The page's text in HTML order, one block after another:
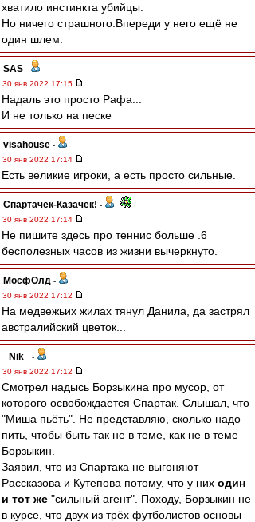
хватило инстинкта убийцы.
Но ничего страшного.Впереди у него ещё не
один шлем.
SAS -
30 янв 2022 17:15
Надаль это просто Рафа...
И не только на песке
visahouse -
30 янв 2022 17:14
Есть великие игроки, а есть просто сильные.
Спартачек-Казачек! -
30 янв 2022 17:14
Не пишите здесь про теннис больше .6
бесполезных часов из жизни вычеркнуто.
МосфОлд -
30 янв 2022 17:12
На медвежьих жилах тянул Данила, да застрял
австралийский цветок...
_Nik_
-
30 янв 2022 17:12
Смотрел надысь Борзыкина про мусор, от
которого освобождается Спартак. Слышал, что
"Миша пьёть". Не представляю, сколько надо
пить, чтобы быть так не в теме, как не в теме
Борзыкин.
Заявил, что из Спартака не выгоняют
Рассказова и Кутепова потому, что у них один
и тот же "сильный агент". Походу, Борзыкин не
в курсе, что двух из трёх футболистов основы